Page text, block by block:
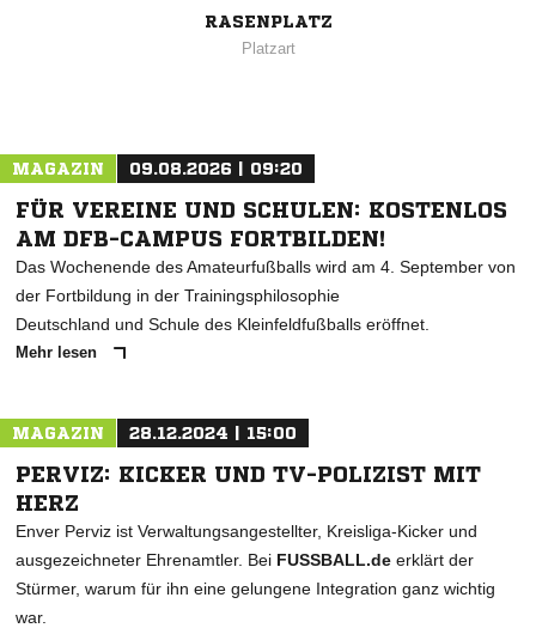
RASENPLATZ
Platzart
MAGAZIN 09.08.2026 | 09:20
FÜR VEREINE UND SCHULEN: KOSTENLOS
AM DFB-CAMPUS FORTBILDEN!
Das Wochenende des Amateurfußballs wird am 4. September von
der Fortbildung in der Trainingsphilosophie
Deutschland und Schule des Kleinfeldfußballs eröffnet.
Mehr lesen
MAGAZIN 28.12.2024 | 15:00
PERVIZ: KICKER UND TV-POLIZIST MIT
HERZ
Enver Perviz ist Verwaltungsangestellter, Kreisliga-Kicker und
ausgezeichneter Ehrenamtler. Bei FUSSBALL.de erklärt der
Stürmer, warum für ihn eine gelungene Integration ganz wichtig
war.